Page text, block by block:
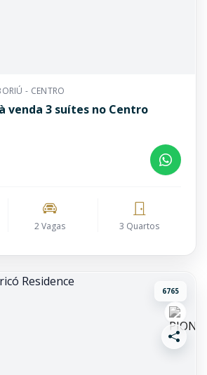
- CENTRO
venda 3 suítes no Centro
2 Vagas 3 Quartos
6765